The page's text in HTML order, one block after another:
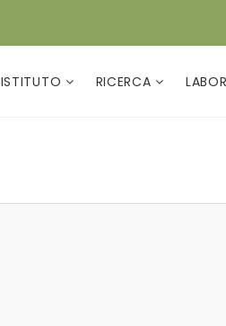
ISTITUTO RICERCA